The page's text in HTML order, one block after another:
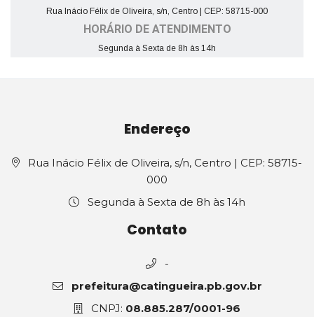
Rua Inácio Félix de Oliveira, s/n, Centro | CEP: 58715-000
HORÁRIO DE ATENDIMENTO
Segunda à Sexta de 8h às 14h
Endereço
Rua Inácio Félix de Oliveira, s/n, Centro | CEP: 58715-
000
Segunda à Sexta de 8h às 14h
Contato
-
prefeitura@catingueira.pb.gov.br
CNPJ: 08.885.287/0001-96